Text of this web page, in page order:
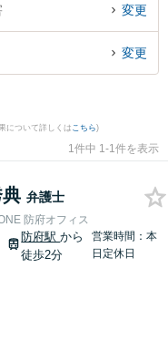
市内の弁護士に相談予約した
変更
変更
について詳しくは こちら)
1件中 1-1件を表示
弁護士
防府オフィス
防府駅から
徒歩2分
営業時間：本
日定休日